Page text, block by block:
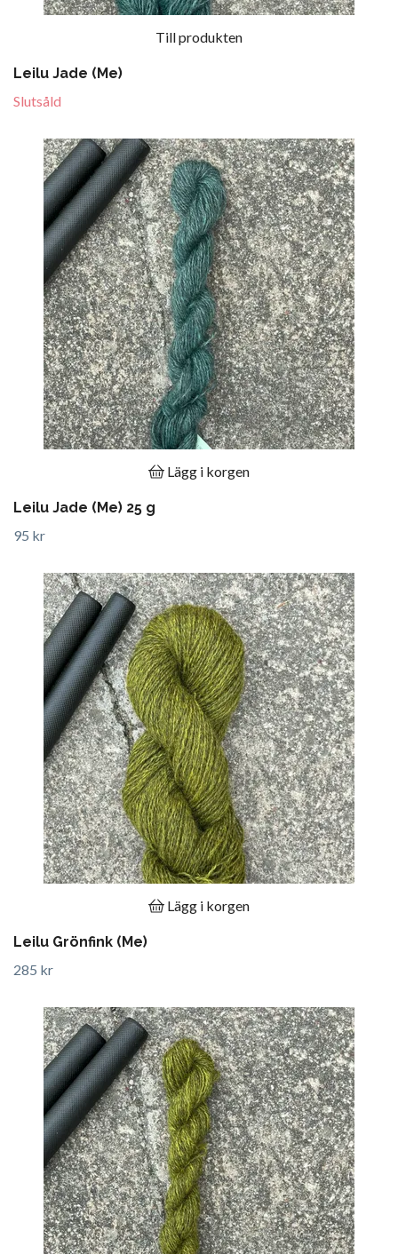
Till produkten
Leilu Jade (Me)
Slutsåld
Lägg i korgen
Leilu Jade (Me) 25 g
95 kr
Lägg i korgen
Leilu Grönfink (Me)
285 kr